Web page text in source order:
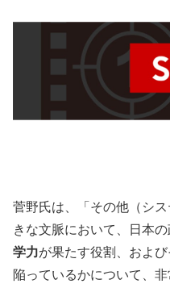
菅野氏は、「その他（シ
きな文脈において、日本
学力が果たす役割、およ
陥っているかについて、